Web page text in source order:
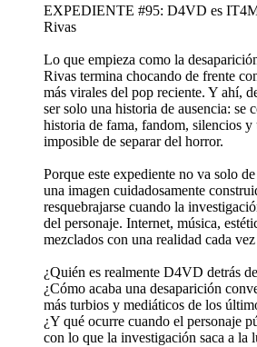
EXPEDIENTE #95: D4VD es
Rivas
Lo que empieza como la
Rivas termina chocando de frente
más virales del pop reciente. Y ahí,
ser solo una historia de ausencia: se
historia de fama, fandom, silencios y
imposible de separar del horror.
Porque este expediente no va solo
una imagen cuidadosamente
resquebrajarse cuando la
del personaje. Internet, música,
mezclados con una realidad cada
¿Quién es realmente D4VD detrás
¿Cómo acaba una desaparición
más turbios y mediáticos de los
¿Y qué ocurre cuando el personaje
con lo que la investigación saca a la